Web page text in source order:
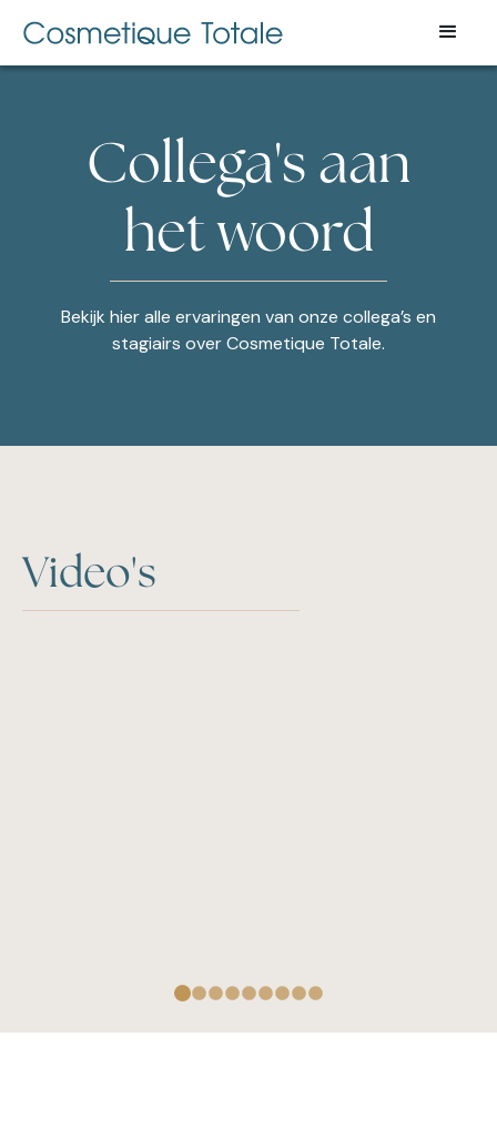
Collega's aan
het woord
Bekijk hier alle ervaringen van onze collega’s en
stagiairs over Cosmetique Totale.
Video's